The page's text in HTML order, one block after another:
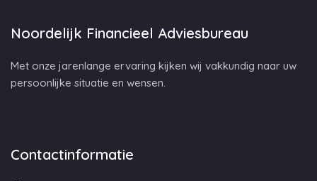
Noordelijk Financieel Adviesbureau
Met onze jarenlange ervaring kijken wij vakkundig naar uw
persoonlijke situatie en wensen.
Contactinformatie